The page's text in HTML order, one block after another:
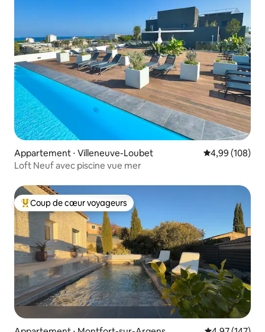
Appartement ⋅ Villeneuve-Loubet Évaluation
4,99 (108)
Loft Neuf avec piscine vue mer
Coups de cœur voyageurs les plus appréciés
Coup de cœur voyageurs